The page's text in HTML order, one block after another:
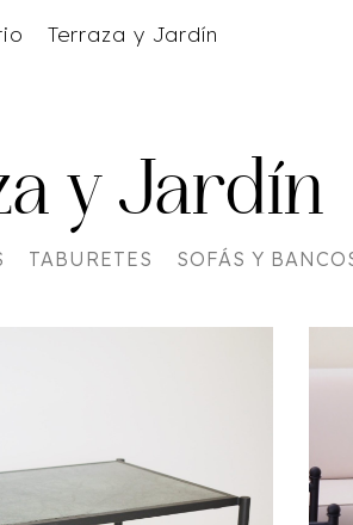
Terraza y Jardín
y Jardín
TABURETES SOFÁS Y